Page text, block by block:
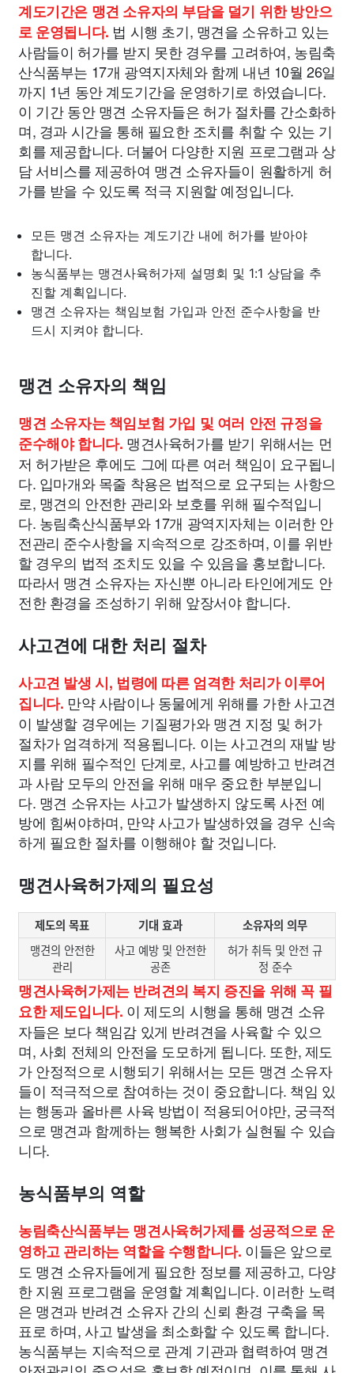
계도기간은 맹견 소유자의 부담을 덜기 위한 방안으
로 운영됩니다. 법 시행 초기, 맹견을 소유하고 있는
사람들이 허가를 받지 못한 경우를 고려하여, 농림축
산식품부는 17개 광역지자체와 함께 내년 10월 26일
까지 1년 동안 계도기간을 운영하기로 하였습니다.
이 기간 동안 맹견 소유자들은 허가 절차를 간소화하
며, 경과 시간을 통해 필요한 조치를 취할 수 있는 기
회를 제공합니다. 더불어 다양한 지원 프로그램과 상
담 서비스를 제공하여 맹견 소유자들이 원활하게 허
가를 받을 수 있도록 적극 지원할 예정입니다.
모든 맹견 소유자는 계도기간 내에 허가를 받아야
합니다.
농식품부는 맹견사육허가제 설명회 및 1:1 상담을 추
진할 계획입니다.
맹견 소유자는 책임보험 가입과 안전 준수사항을 반
드시 지켜야 합니다.
맹견 소유자의 책임
맹견 소유자는 책임보험 가입 및 여러 안전 규정을
준수해야 합니다. 맹견사육허가를 받기 위해서는 먼
저 허가받은 후에도 그에 따른 여러 책임이 요구됩니
다. 입마개와 목줄 착용은 법적으로 요구되는 사항으
로, 맹견의 안전한 관리와 보호를 위해 필수적입니
다. 농림축산식품부와 17개 광역지자체는 이러한 안
전관리 준수사항을 지속적으로 강조하며, 이를 위반
할 경우의 법적 조치도 있을 수 있음을 홍보합니다.
따라서 맹견 소유자는 자신뿐 아니라 타인에게도 안
전한 환경을 조성하기 위해 앞장서야 합니다.
사고견에 대한 처리 절차
사고견 발생 시, 법령에 따른 엄격한 처리가 이루어
집니다. 만약 사람이나 동물에게 위해를 가한 사고견
이 발생할 경우에는 기질평가와 맹견 지정 및 허가
절차가 엄격하게 적용됩니다. 이는 사고견의 재발 방
지를 위해 필수적인 단계로, 사고를 예방하고 반려견
과 사람 모두의 안전을 위해 매우 중요한 부분입니
다. 맹견 소유자는 사고가 발생하지 않도록 사전 예
방에 힘써야하며, 만약 사고가 발생하였을 경우 신속
하게 필요한 절차를 이행해야 할 것입니다.
맹견사육허가제의 필요성
제도의 목표 기대 효과
소유자의 의무
맹견의 안전한
관리
사고 예방 및 안전한
공존
허가 취득 및 안전 규
정 준수
맹견사육허가제는 반려견의 복지 증진을 위해 꼭 필
요한 제도입니다. 이 제도의 시행을 통해 맹견 소유
자들은 보다 책임감 있게 반려견을 사육할 수 있으
며, 사회 전체의 안전을 도모하게 됩니다. 또한, 제도
가 안정적으로 시행되기 위해서는 모든 맹견 소유자
들이 적극적으로 참여하는 것이 중요합니다. 책임 있
는 행동과 올바른 사육 방법이 적용되어야만, 궁극적
으로 맹견과 함께하는 행복한 사회가 실현될 수 있습
니다.
농식품부의 역할
농림축산식품부는 맹견사육허가제를 성공적으로 운
영하고 관리하는 역할을 수행합니다. 이들은 앞으로
도 맹견 소유자들에게 필요한 정보를 제공하고, 다양
한 지원 프로그램을 운영할 계획입니다. 이러한 노력
은 맹견과 반려견 소유자 간의 신뢰 환경 구축을 목
표로 하며, 사고 발생을 최소화할 수 있도록 합니다.
농식품부는 지속적으로 관계 기관과 협력하여 맹견